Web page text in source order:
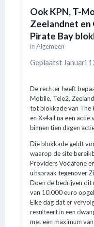
Ook KPN, T-
Zeelandnet en
Pirate Bay
in Algemeen
Geplaatst Januari
De rechter heeft
Mobile, Tele2,
tot blokkade van The
en Xs4all na een
binnen tien dagen
Die blokkade geldt
waarop de site
Providers Vodafone
uitspraak tegenover
Doen de bedrijven dit
van 10.000 euro
Elke dag dat er
resulteert in een
met een maximum